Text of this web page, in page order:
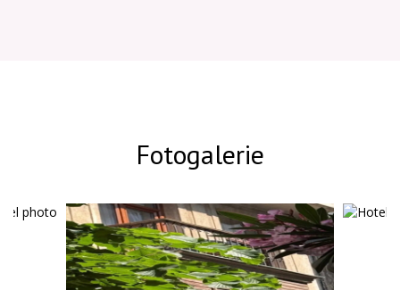
non-refundable accommodation
option that protects your budget.
With the exception ...
Fotogalerie